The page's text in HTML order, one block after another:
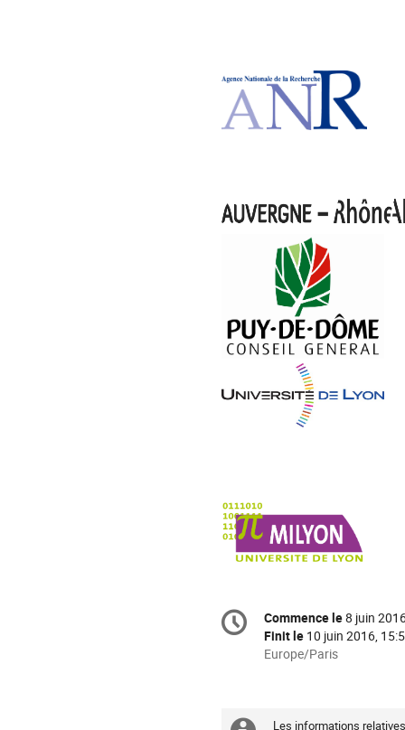
Information
de
Date/Heure
Commence le8 juin
Finit le 10 juin 2016,
Toutes
en
Europe/Paris
Les informations